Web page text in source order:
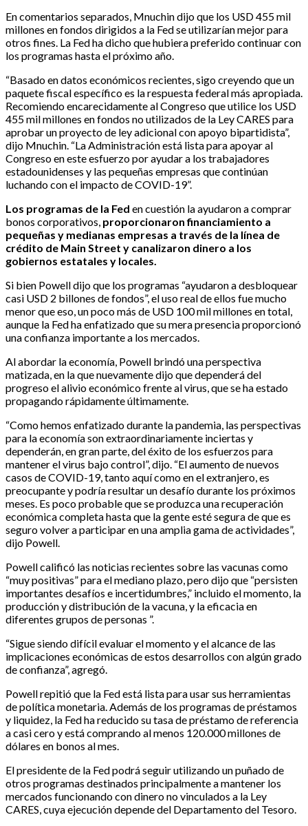
En comentarios separados, Mnuchin dijo que los USD 455 mil
millones en fondos dirigidos a la Fed se utilizarían mejor para
otros fines. La Fed ha dicho que hubiera preferido continuar con
los programas hasta el próximo año.
“Basado en datos económicos recientes, sigo creyendo que un
paquete fiscal específico es la respuesta federal más apropiada.
Recomiendo encarecidamente al Congreso que utilice los USD
455 mil millones en fondos no utilizados de la Ley CARES para
aprobar un proyecto de ley adicional con apoyo bipartidista”,
dijo Mnuchin. “La Administración está lista para apoyar al
Congreso en este esfuerzo por ayudar a los trabajadores
estadounidenses y las pequeñas empresas que continúan
luchando con el impacto de COVID-19”.
Los programas de la Fed en cuestión la ayudaron a comprar
bonos corporativos, proporcionaron financiamiento a
pequeñas y medianas empresas a través de la línea de
crédito de Main Street y canalizaron dinero a los
gobiernos estatales y locales.
Si bien Powell dijo que los programas “ayudaron a desbloquear
casi USD 2 billones de fondos”, el uso real de ellos fue mucho
menor que eso, un poco más de USD 100 mil millones en total,
aunque la Fed ha enfatizado que su mera presencia proporcionó
una confianza importante a los mercados.
Al abordar la economía, Powell brindó una perspectiva
matizada, en la que nuevamente dijo que dependerá del
progreso el alivio económico frente al virus, que se ha estado
propagando rápidamente últimamente.
“Como hemos enfatizado durante la pandemia, las perspectivas
para la economía son extraordinariamente inciertas y
dependerán, en gran parte, del éxito de los esfuerzos para
mantener el virus bajo control”, dijo. “El aumento de nuevos
casos de COVID-19, tanto aquí como en el extranjero, es
preocupante y podría resultar un desafío durante los próximos
meses. Es poco probable que se produzca una recuperación
económica completa hasta que la gente esté segura de que es
seguro volver a participar en una amplia gama de actividades”,
dijo Powell.
Powell calificó las noticias recientes sobre las vacunas como
“muy positivas” para el mediano plazo, pero dijo que “persisten
importantes desafíos e incertidumbres,” incluido el momento, la
producción y distribución de la vacuna, y la eficacia en
diferentes grupos de personas ”.
“Sigue siendo difícil evaluar el momento y el alcance de las
implicaciones económicas de estos desarrollos con algún grado
de confianza”, agregó.
Powell repitió que la Fed está lista para usar sus herramientas
de política monetaria. Además de los programas de préstamos
y liquidez, la Fed ha reducido su tasa de préstamo de referencia
a casi cero y está comprando al menos 120.000 millones de
dólares en bonos al mes.
El presidente de la Fed podrá seguir utilizando un puñado de
otros programas destinados principalmente a mantener los
mercados funcionando con dinero no vinculados a la Ley
CARES, cuya ejecución depende del Departamento del Tesoro.